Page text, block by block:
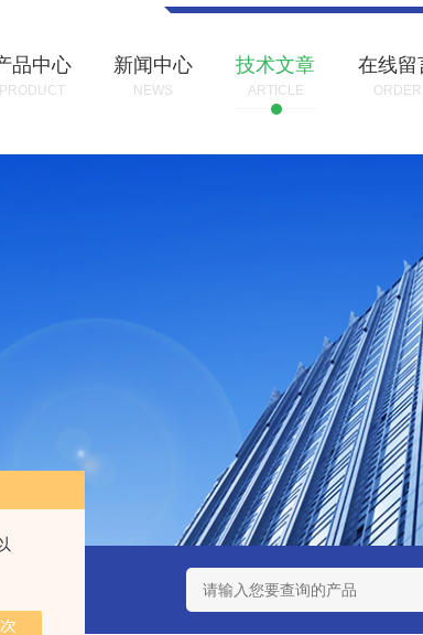
品中心
PRODUCT
新闻中心
NEWS
技术文章
ARTICLE
在线留
ORDER
无黏合剂玻璃微纤维滤纸 Thermo ICP/ICPMS蠕动